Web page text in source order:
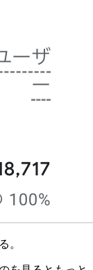
。